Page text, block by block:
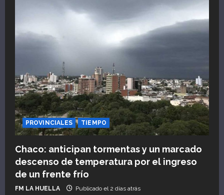
PROVINCIALES TIEMPO
Chaco: anticipan tormentas y un marcado
descenso de temperatura por el ingreso
de un frente frío
FM LA HUELLA Publicado el 2 días atrás